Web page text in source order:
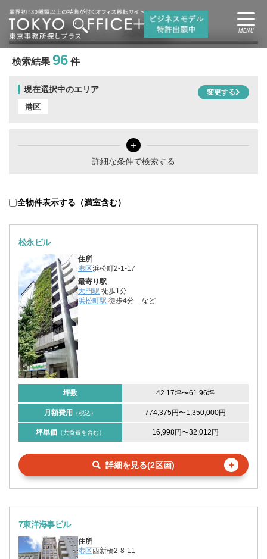
港区の賃貸オフィス・賃貸事務所
検索結果 96 件
現在選択中のエリア
港区
変更する
＋
詳細な条件で検索する
全物件表示する（満室含む）
松永ビル
住所
港区浜松町2-1-17
最寄り駅
大門駅 徒歩1分
浜松町駅 徒歩4分 など
坪数 42.17坪〜61.96坪
月額費用 （税込） 774,375円〜1,350,000円
坪単価 （共益費を含む） 16,998円〜32,012円
詳細を見る(2区画) ＋
7東洋海事ビル
住所
港区西新橋2-8-11